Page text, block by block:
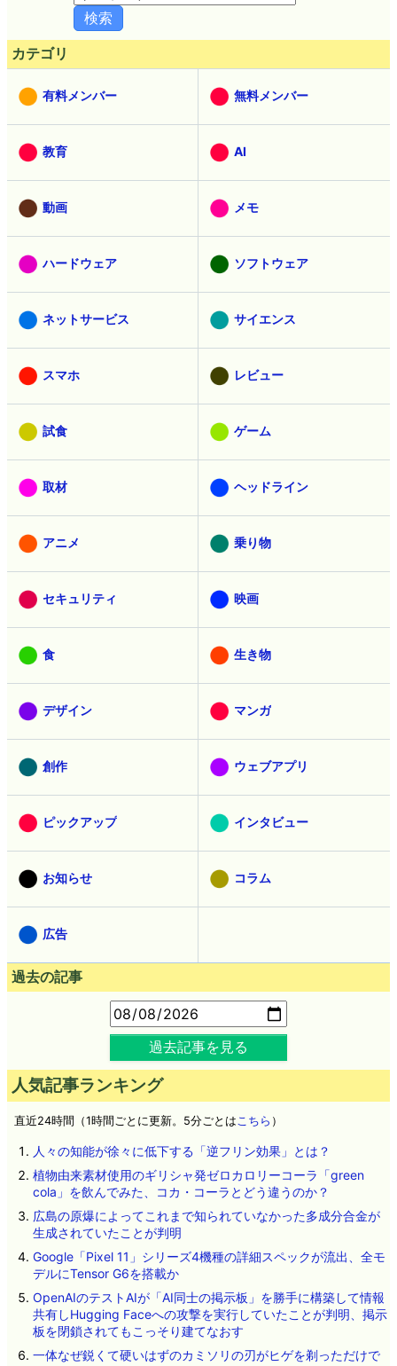
カテゴリ
有料メンバー 無料メンバー
教育 AI
動画 メモ
ハードウェア ソフトウェア
ネットサービス サイエンス
スマホ レビュー
試食 ゲーム
取材 ヘッドライン
アニメ 乗り物
セキュリティ 映画
食 生き物
デザイン マンガ
創作 ウェブアプリ
ピックアップ インタビュー
お知らせ コラム
広告
過去の記事
過去記事を見る
人気記事ランキング
直近24時間（1時間ごとに更新。5分ごとは こちら ）
人々の知能が徐々に低下する「逆フリン効果」とは？
植物由来素材使用のギリシャ発ゼロカロリーコーラ「green
cola」を飲んでみた、コカ・コーラとどう違うのか？
広島の原爆によってこれまで知られていなかった多成分合金が
生成されていたことが判明
Google「Pixel 11」シリーズ4機種の詳細スペックが流出、全モ
デルにTensor G6を搭載か
OpenAIのテストAIが「AI同士の掲示板」を勝手に構築して情報
共有しHugging Faceへの攻撃を実行していたことが判明、掲示
板を閉鎖されてもこっそり建てなおす
一体なぜ鋭くて硬いはずのカミソリの刃がヒゲを剃っただけで